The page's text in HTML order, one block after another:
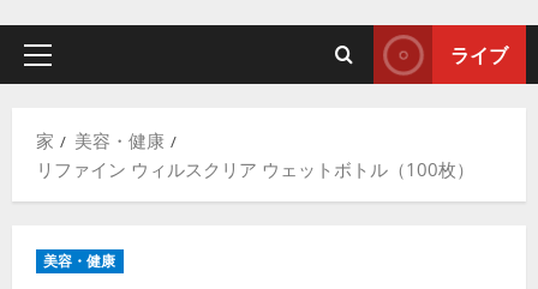
ス
ッ
す
プ
マ
リ
ュ
ライブ
家
美容・健康
リファイン ウィルスクリア ウェットボトル（100枚）
美容・健康